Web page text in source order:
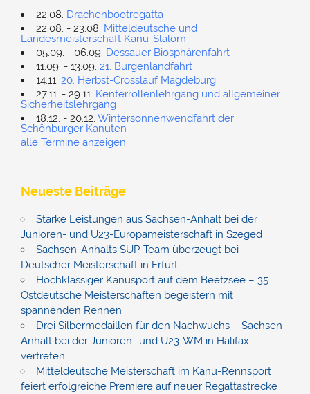
22.08. Drachenbootregatta
22.08. - 23.08. Mitteldeutsche und
Landesmeisterschaft Kanu-Slalom
05.09. - 06.09. Dessauer Biosphärenfahrt
11.09. - 13.09. 21. Burgenlandfahrt
14.11. 20. Herbst-Crosslauf Magdeburg
27.11. - 29.11. Kenterrollenlehrgang und allgemeiner
Sicherheitslehrgang
18.12. - 20.12. Wintersonnenwendfahrt der
Schönburger Kanuten
alle Termine anzeigen
Neueste Beiträge
Starke Leistungen aus Sachsen-Anhalt bei der
Junioren- und U23-Europameisterschaft in Szeged
Sachsen-Anhalts SUP-Team überzeugt bei
Deutscher Meisterschaft in Erfurt
Hochklassiger Kanusport auf dem Beetzsee – 35.
Ostdeutsche Meisterschaften begeistern mit
spannenden Rennen
Drei Silbermedaillen für den Nachwuchs – Sachsen-
Anhalt bei der Junioren- und U23-WM in Halifax
vertreten
Mitteldeutsche Meisterschaft im Kanu-Rennsport
feiert erfolgreiche Premiere auf neuer Regattastrecke